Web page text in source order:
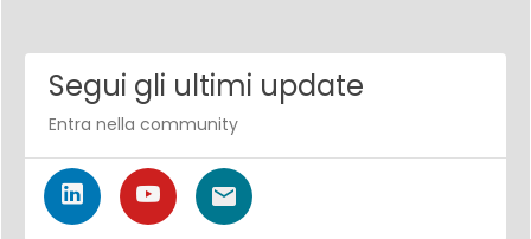
Segui gli ultimi update
Entra nella community